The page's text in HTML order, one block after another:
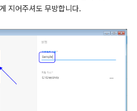
지어주셔도 무방합니다.